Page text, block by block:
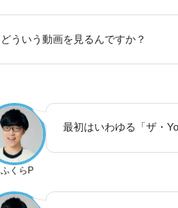
どういう動画を見るんですか？
ふくらP
最初はいわゆる「ザ・